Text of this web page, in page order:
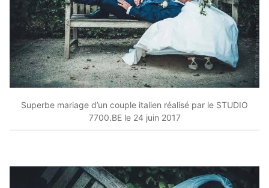
Superbe mariage d’un couple italien réalisé par le STUDIO
7700.BE le 24 juin 2017